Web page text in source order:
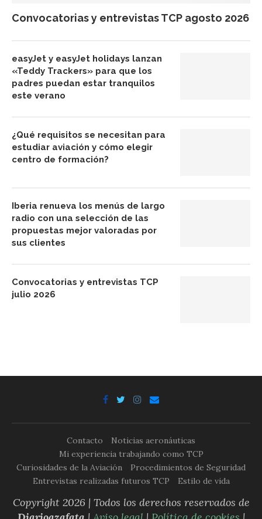
Convocatorias y entrevistas TCP agosto 2026
easyJet y easyJet holidays lanzan
«Teddy Trackers» para que los
padres puedan estar tranquilos
este verano
¿Qué requisitos se necesitan para
estudiar aviación y cómo elegir
centro de formación?
Iberia renueva los menús de largo
radio con una selección de las
propuestas mejor valoradas por
sus clientes
Convocatorias y entrevistas TCP
julio 2026
Contacto
Noticias aeronáuticas
Mi experiencia trabajando como TCP
Curiosidades de la Aviación
Procedimientos de Seguridad
Entrevistas realizadas futuros TCP
Estilo de vida
Copyright 2026 | Todos los derechos reservados de